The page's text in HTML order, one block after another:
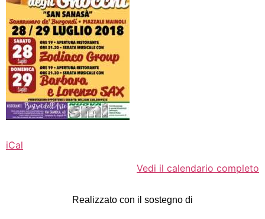
iCal
Vedi il calendario completo
Realizzato con il sostegno di